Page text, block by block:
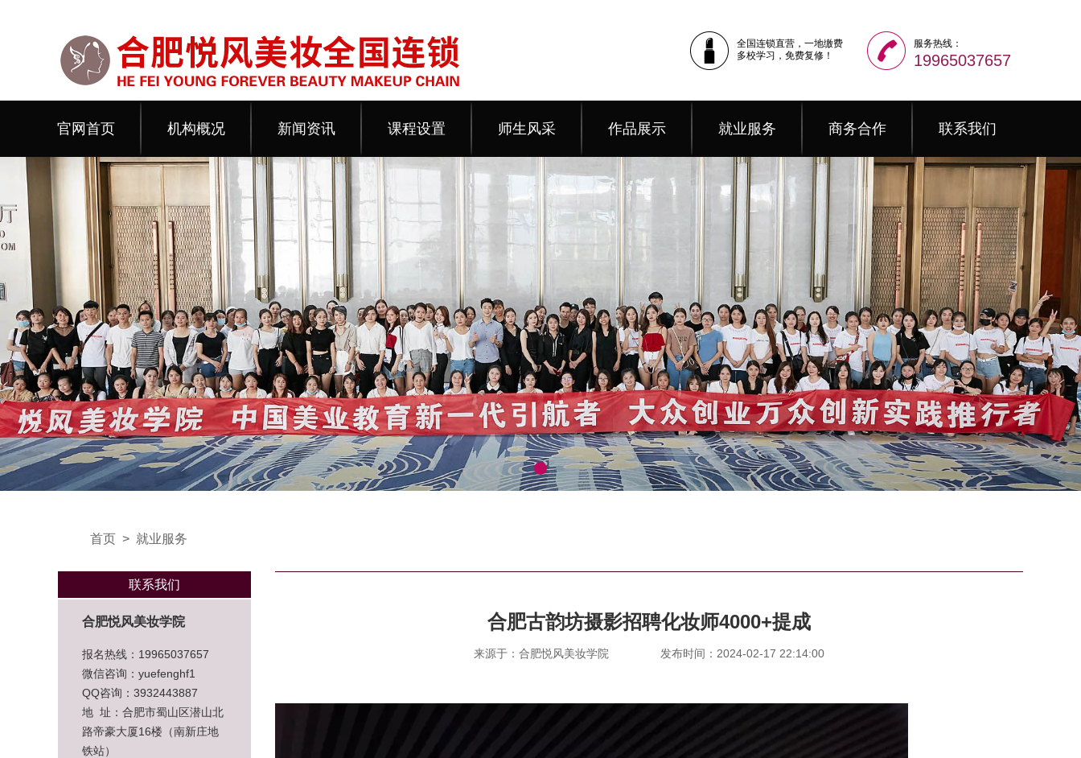
全国连锁直营，一地缴费
多校学习，免费复修！
服务热线：
19965037657
官网首页 机构概况 新闻资讯 课程设置 师生风采 作品展示 就业服务 商务合作 联系我们
首页 > 就业服务
联系我们
合肥悦风美妆学院
报名热线：19965037657
微信咨询：yuefenghf1
QQ咨询：3932443887
地 址：合肥市蜀山区潜山北
路帝豪大厦16楼（南新庄地
铁站）
合肥古韵坊摄影招聘化妆师4000+提成
来源于：合肥悦风美妆学院 发布时间：2024-02-17 22:14:00